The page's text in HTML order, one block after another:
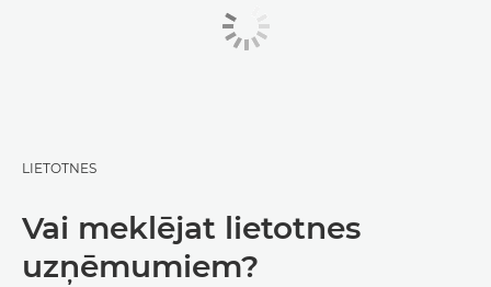
LIETOTNES
Vai meklējat lietotnes
uzņēmumiem?